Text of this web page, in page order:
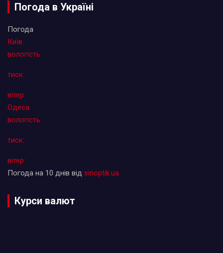
Погода в Україні
Погода
Київ
вологість:
тиск:
вітер:
Одеса
вологість:
тиск:
вітер:
Погода на 10 днів від sinoptik.ua
Курси валют